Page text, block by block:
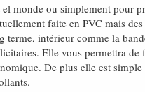
el monde ou simplement pour
faite en PVC mais
terme, intérieur comme la
Elle vous permettra
De plus elle est